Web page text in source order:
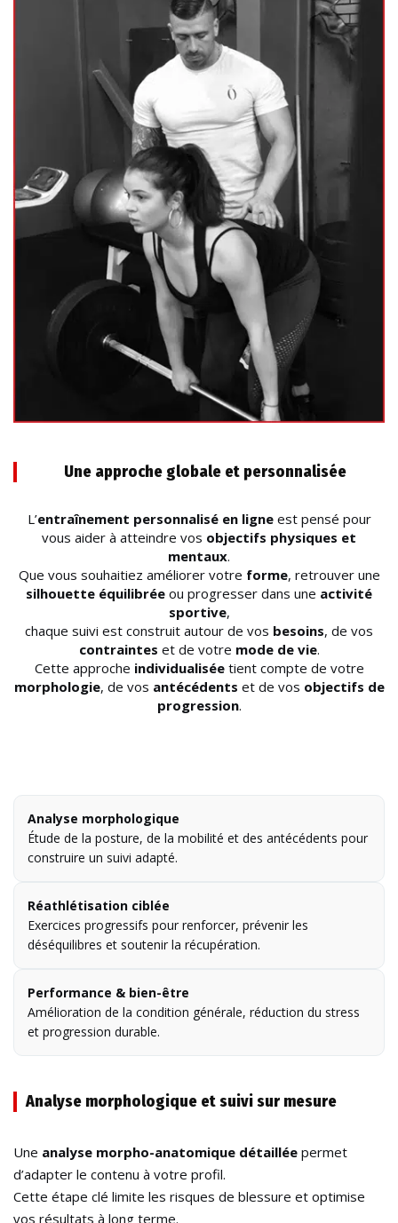
Une approche globale et personnalisée
L’entraînement personnalisé en ligneest pensé pour
vous aider à atteindre vos objectifs physiques et
mentaux.
Que vous souhaitiez améliorer votre forme, retrouver une
silhouette équilibrée ou progresser dans une activité
sportive,
chaque suivi est construit autour de vos besoins, de vos
contraintes et de votre mode de vie.
Cette approche individualiséetient compte de votre
morphologie, de vos antécédents et de vos objectifs de
progression.
Analyse morphologique
Étude de la posture, de la mobilité et des antécédents pour
construire un suivi adapté.
Réathlétisation ciblée
Exercices progressifs pour renforcer, prévenir les
déséquilibres et soutenir la récupération.
Performance & bien-être
Amélioration de la condition générale, réduction du stress
et progression durable.
Analyse morphologique et suivi sur mesure
Une analyse morpho-anatomique détaillée permet
d’adapter le contenu à votre profil.
Cette étape clé limite les risques de blessure et optimise
vos résultats à long terme.